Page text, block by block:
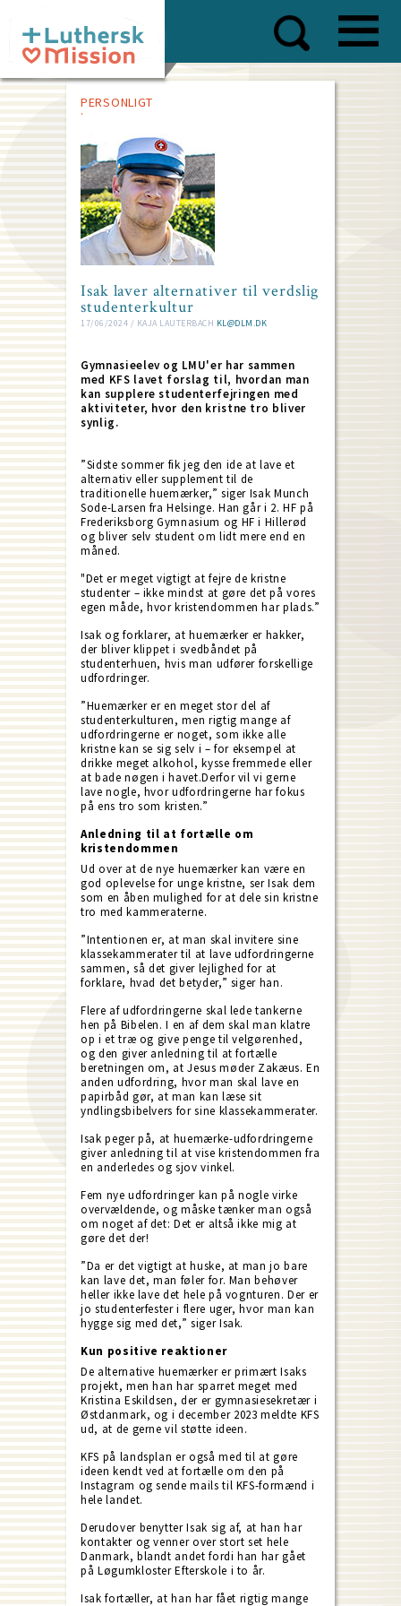
main
content
PERSONLIGT
Isak laver alternativer til verdslig
studenterkultur
17/06/2024 / KAJA LAUTERBACH KL@DLM.DK
Gymnasieelev og LMU'er har sammen
med KFS lavet forslag til, hvordan man
kan supplere studenterfejringen med
aktiviteter, hvor den kristne tro bliver
synlig.
”Sidste sommer fik jeg den ide at lave et
alternativ eller supplement til de
traditionelle huemærker,” siger Isak Munch
Sode-Larsen fra Helsinge. Han går i 2. HF på
Frederiksborg Gymnasium og HF i Hillerød
og bliver selv student om lidt mere end en
måned.
"Det er meget vigtigt at fejre de kristne
studenter – ikke mindst at gøre det på vores
egen måde, hvor kristendommen har plads.”
Isak og forklarer, at huemærker er hakker,
der bliver klippet i svedbåndet på
studenterhuen, hvis man udfører forskellige
udfordringer.
”Huemærker er en meget stor del af
studenterkulturen, men rigtig mange af
udfordringerne er noget, som ikke alle
kristne kan se sig selv i – for eksempel at
drikke meget alkohol, kysse fremmede eller
at bade nøgen i havet.Derfor vil vi gerne
lave nogle, hvor udfordringerne har fokus
på ens tro som kristen.”
Anledning til at fortælle om
kristendommen
Ud over at de nye huemærker kan være en
god oplevelse for unge kristne, ser Isak dem
som en åben mulighed for at dele sin kristne
tro med kammeraterne.
”Intentionen er, at man skal invitere sine
klassekammerater til at lave udfordringerne
sammen, så det giver lejlighed for at
forklare, hvad det betyder,” siger han.
Flere af udfordringerne skal lede tankerne
hen på Bibelen. I en af dem skal man klatre
op i et træ og give penge til velgørenhed,
og den giver anledning til at fortælle
beretningen om, at Jesus møder Zakæus. En
anden udfordring, hvor man skal lave en
papirbåd gør, at man kan læse sit
yndlingsbibelvers for sine klassekammerater.
Isak peger på, at huemærke-udfordringerne
giver anledning til at vise kristendommen fra
en anderledes og sjov vinkel.
Fem nye udfordringer kan på nogle virke
overvældende, og måske tænker man også
om noget af det: Det er altså ikke mig at
gøre det der!
”Da er det vigtigt at huske, at man jo bare
kan lave det, man føler for. Man behøver
heller ikke lave det hele på vognturen. Der er
jo studenterfester i flere uger, hvor man kan
hygge sig med det,” siger Isak.
Kun positive reaktioner
De alternative huemærker er primært Isaks
projekt, men han har sparret meget med
Kristina Eskildsen, der er gymnasiesekretær i
Østdanmark, og i december 2023 meldte KFS
ud, at de gerne vil støtte ideen.
KFS på landsplan er også med til at gøre
ideen kendt ved at fortælle om den på
Instagram og sende mails til KFS-formænd i
hele landet.
Derudover benytter Isak sig af, at han har
kontakter og venner over stort set hele
Danmark, blandt andet fordi han har gået
på Løgumkloster Efterskole i to år.
Isak fortæller, at han har fået rigtig mange